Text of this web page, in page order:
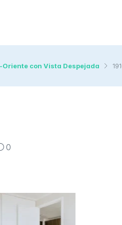
Oriente con Vista Despejada
0